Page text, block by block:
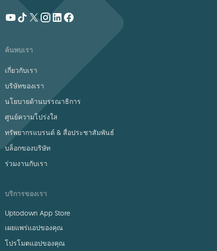
ค้นพบเรา
เกี่ยวกับเรา
บริษัทของเรา
นโยบายด้านบรรณาธิการ
ศูนย์ความโปร่งใส
ทรัพยากรแบรนด์ & สื่อประชาสัมพันธ์
บล็อกของบริษัท
ร่วมงานกับเรา
บริการของเรา
Uptodown App Store
เผยแพร่แอปของคุณ
โปรโมตแอปของคุณ